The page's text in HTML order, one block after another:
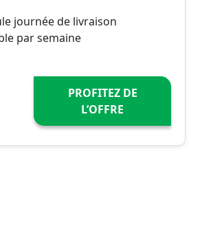
journée de livraison
par semaine
PROFITEZ DE
L’OFFRE